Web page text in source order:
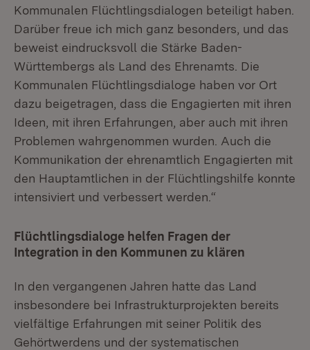
Kommunalen Flüchtlingsdialogen beteiligt haben.
Darüber freue ich mich ganz besonders, und das
beweist eindrucksvoll die Stärke Baden-
Württembergs als Land des Ehrenamts. Die
Kommunalen Flüchtlingsdialoge haben vor Ort
dazu beigetragen, dass die Engagierten mit ihren
Ideen, mit ihren Erfahrungen, aber auch mit ihren
Problemen wahrgenommen wurden. Auch die
Kommunikation der ehrenamtlich Engagierten mit
den Hauptamtlichen in der Flüchtlingshilfe konnte
intensiviert und verbessert werden.“
Flüchtlingsdialoge helfen Fragen der
Integration in den Kommunen zu klären
In den vergangenen Jahren hatte das Land
insbesondere bei Infrastrukturprojekten bereits
vielfältige Erfahrungen mit seiner Politik des
Gehörtwerdens und der systematischen